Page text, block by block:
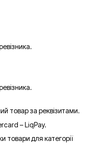
товар за реквізитами.
– LiqPay.
товари для категорії